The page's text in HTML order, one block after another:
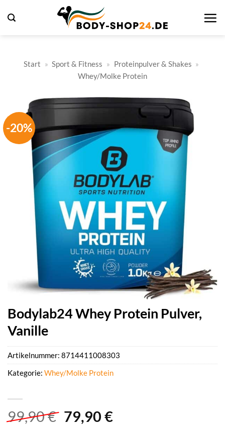
Inhalt
Start » Sport & Fitness » Proteinpulver & Shakes »
Whey/Molke Protein
-20%
Bodylab24 Whey Protein Pulver,
Vanille
99,90€ Ursprünglicher
79,90 €Aktueller
Artikelnummer: 8714411008303
Kategorie: Whey/Molke Protein